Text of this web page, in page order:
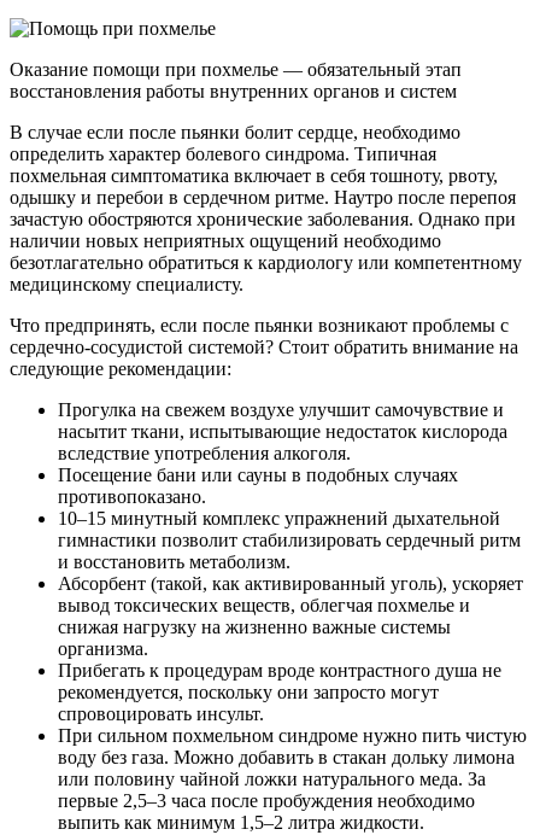
Оказание помощи при похмелье — обязательный этап
восстановления работы внутренних органов и систем
В случае если после пьянки болит сердце, необходимо
определить характер болевого синдрома. Типичная
похмельная симптоматика включает в себя тошноту, рвоту,
одышку и перебои в сердечном ритме. Наутро после перепоя
зачастую обостряются хронические заболевания. Однако при
наличии новых неприятных ощущений необходимо
безотлагательно обратиться к кардиологу или компетентному
медицинскому специалисту.
Что предпринять, если после пьянки возникают проблемы с
сердечно-сосудистой системой? Стоит обратить внимание на
следующие рекомендации:
Прогулка на свежем воздухе улучшит самочувствие и
насытит ткани, испытывающие недостаток кислорода
вследствие употребления алкоголя.
Посещение бани или сауны в подобных случаях
противопоказано.
10–15 минутный комплекс упражнений дыхательной
гимнастики позволит стабилизировать сердечный ритм
и восстановить метаболизм.
Абсорбент (такой, как активированный уголь), ускоряет
вывод токсических веществ, облегчая похмелье и
снижая нагрузку на жизненно важные системы
организма.
Прибегать к процедурам вроде контрастного душа не
рекомендуется, поскольку они запросто могут
спровоцировать инсульт.
При сильном похмельном синдроме нужно пить чистую
воду без газа. Можно добавить в стакан дольку лимона
или половину чайной ложки натурального меда. За
первые 2,5–3 часа после пробуждения необходимо
выпить как минимум 1,5–2 литра жидкости.